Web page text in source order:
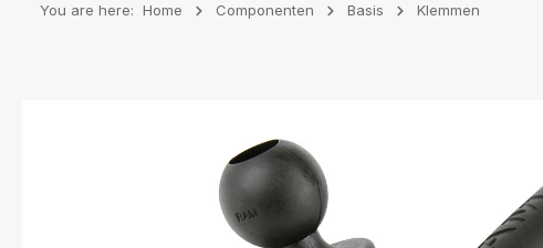
You are here: Home Componenten Basis Klemmen